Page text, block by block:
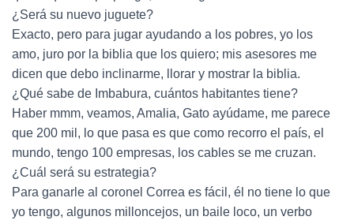
¿Será su nuevo juguete?
Exacto, pero para jugar ayudando a los pobres, yo los
amo, juro por la biblia que los quiero; mis asesores me
dicen que debo inclinarme, llorar y mostrar la biblia.
¿Qué sabe de Imbabura, cuántos habitantes tiene?
Haber mmm, veamos, Amalia, Gato ayúdame, me parece
que 200 mil, lo que pasa es que como recorro el país, el
mundo, tengo 100 empresas, los cables se me cruzan.
¿Cuál será su estrategia?
Para ganarle al coronel Correa es fácil, él no tiene lo que
yo tengo, algunos milloncejos, un baile loco, un verbo